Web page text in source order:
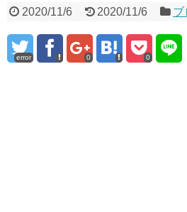
2020/11/6 2020/11/6 ブ
error 0 0